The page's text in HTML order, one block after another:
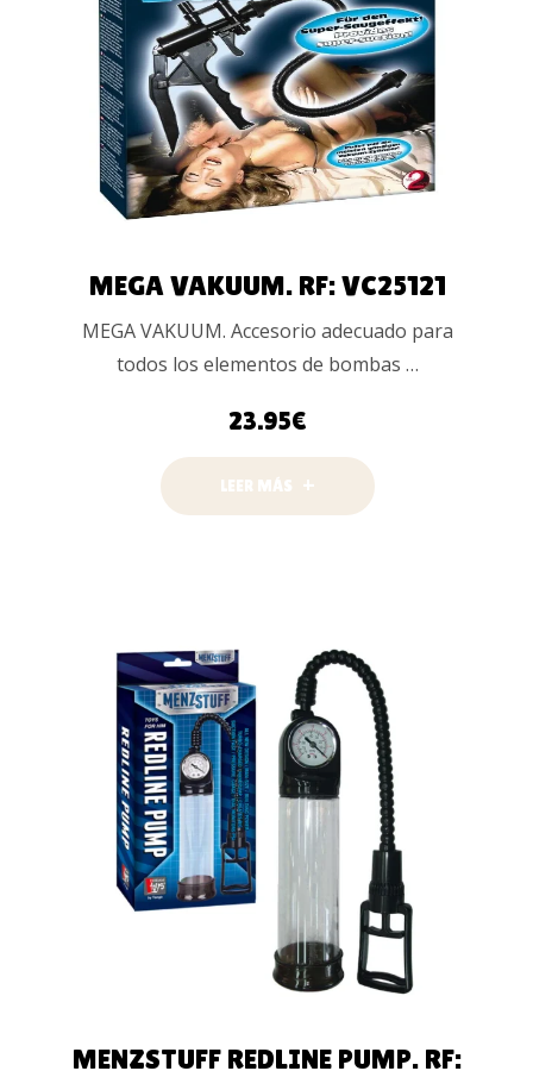
LEER MÁS
MEGA VAKUUM. RF: VC25121
MEGA VAKUUM. Accesorio adecuado para
todos los elementos de bombas …
23.95€
LEER MÁS
LEER MÁS
MENZSTUFF REDLINE PUMP. RF: